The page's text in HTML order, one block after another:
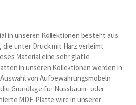
in unseren Kollektionen besteht aus
unter Druck mit Harz verleimt
Material eine sehr glatte
in unseren Kollektionen werden in
von Aufbewahrungsmobeln
Grundlage fur Nussbaum- oder
MDF-Platte wird in unserer